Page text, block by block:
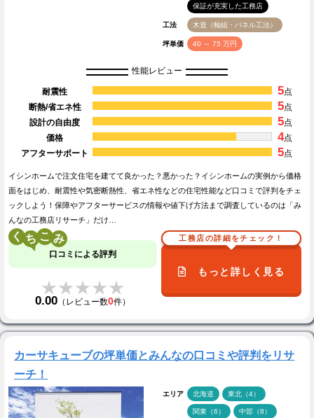
保証が充実した工務店
工法 木造（軸組・パネル工法）
坪単価 40 ～ 75 万円
性能レビュー
耐震性 5点
断熱/省エネ性
5点
設計の自由度
5点
価格
4点
アフターサポート
5点
イシンホームで注文住宅を建てて良かった？悪かった？イシンホームの実例から価格
面をはじめ、耐震性や気密断熱性、省エネ性などの住宅性能など口コミで評判をチェ
ックしよう！保障やアフターサービスの情報や値下げ方法まで調査しているのは「み
んなの工務店リサーチ」だけ…
く こ
口コミによる評判
★★★★★
★★★★★
0.00 （レビュー数0件）
工務店の詳細をチェック！
もっと詳しく見る
カーサキューブの坪単価とみんなの口コミや評判をリサ
ーチ！
エリア 北海道 東北（4）
関東（6） 中部（8）